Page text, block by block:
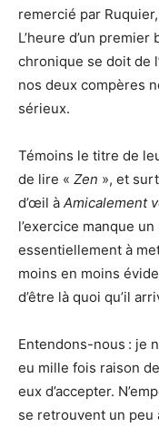
remercié par
L’heure d’un
chronique se doit de
nos deux compères
sérieux.
Témoins le titre de
de lire « Zen », et
d’œil à Amicalement
l’exercice manque
essentiellement à
moins en moins
d’être là quoi qu’il
Entendons-nous : je
eu mille fois raison
eux d’accepter.
se retrouvent un peu